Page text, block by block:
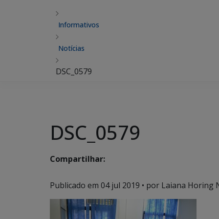
Informativos
Notícias
DSC_0579
DSC_0579
Compartilhar:
Publicado em 04 jul 2019 • por Laiana Horing